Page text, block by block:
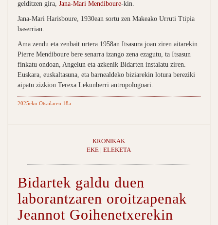
gelditzen gira, Jana-Mari Mendiboure-kin.
Jana-Mari Harisboure, 1930ean sortu zen Makeako Urruti Ttipia
baserrian.
Ama zendu eta zenbait urtera 1958an Itsasura joan ziren aitarekin.
Pierre Mendiboure bere senarra izango zena ezagutu, ta Itsasun
finkatu ondoan, Angelun eta azkenik Bidarten instalatu ziren.
Euskara, euskaltasuna, eta barnealdeko biziarekin lotura bereziki
aipatu zizkion Terexa Lekunberri antropologoari.
2025eko Otsailaren 18a
KRONIKAK
EKE | ELEKETA
Bidartek galdu duen
laborantzaren oroitzapenak
Jeannot Goihenetxerekin